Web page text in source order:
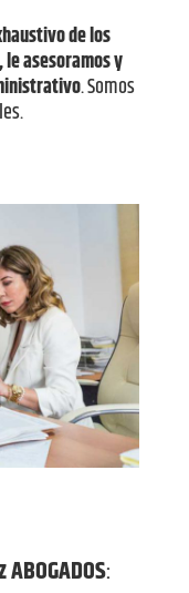
de los
asesoramos y
. Somos
: